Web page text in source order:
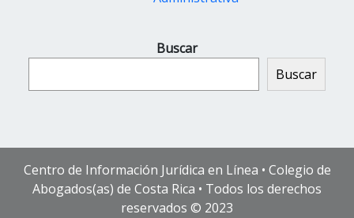
Buscar
Buscar
Centro de Información Jurídica en Línea • Colegio de
Abogados(as) de Costa Rica • Todos los derechos
reservados © 2023